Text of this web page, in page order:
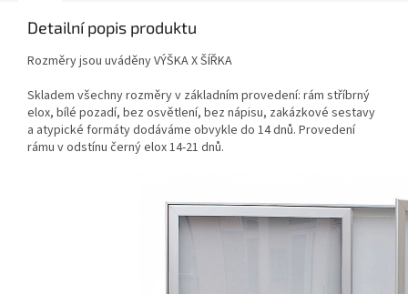
Detailní popis produktu
Rozměry jsou uváděny VÝŠKA X ŠÍŘKA
Skladem všechny rozměry v základním provedení: rám stříbrný
elox, bílé pozadí, bez osvětlení, bez nápisu, zakázkové sestavy
a atypické formáty dodáváme obvykle do 14 dnů. Provedení
rámu v odstínu černý elox 14-21 dnů.